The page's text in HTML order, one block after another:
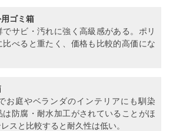
ゴミ箱
サビ・汚れに強く高級感がある。ポリ
比べると重たく、価格も比較的高価にな
お庭やベランダのインテリアにも馴染
防腐・耐水加工がされていることがほ
スと比較すると耐久性は低い。